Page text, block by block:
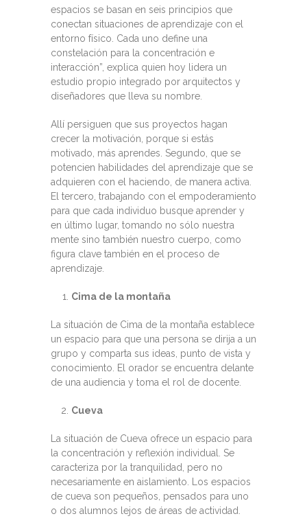
espacios se basan en seis principios que
conectan situaciones de aprendizaje con el
entorno físico. Cada uno define una
constelación para la concentración e
interacción”, explica quien hoy lidera un
estudio propio integrado por arquitectos y
diseñadores que lleva su nombre.
Allí persiguen que sus proyectos hagan
crecer la motivación, porque si estás
motivado, más aprendes. Segundo, que se
potencien habilidades del aprendizaje que se
adquieren con el haciendo, de manera activa.
El tercero, trabajando con el empoderamiento
para que cada individuo busque aprender y
en último lugar, tomando no sólo nuestra
mente sino también nuestro cuerpo, como
figura clave también en el proceso de
aprendizaje.
Cima de la montaña
La situación de Cima de la montaña establece
un espacio para que una persona se dirija a un
grupo y comparta sus ideas, punto de vista y
conocimiento. El orador se encuentra delante
de una audiencia y toma el rol de docente.
Cueva
La situación de Cueva ofrece un espacio para
la concentración y reflexión individual. Se
caracteriza por la tranquilidad, pero no
necesariamente en aislamiento. Los espacios
de cueva son pequeños, pensados para uno
o dos alumnos lejos de áreas de actividad.